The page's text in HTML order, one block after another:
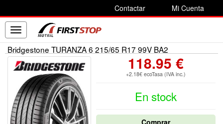
Contactar Mi Cuenta
Toggle
navigation
Bridgestone TURANZA 6 215/65 R17 99V BA2
118.95 €
+2.18€ ecoTasa (IVA inc.)
En stock
Comprar